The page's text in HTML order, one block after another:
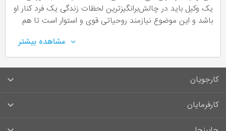
یک وکیل باید در چالش‌برانگیزترین لحظات زندگی یک فرد کنار او
باشد و این موضوع نیازمند روحیاتی قوی و استوار است تا هم
ساعات کاری وکیل
یک وکیل یا مشاور حقوقی وابسته به این که به‌صورت شخصی کار
کاری متفاوتی نیز می‌باشد. یک کارشناس حقوقی در برخی موارد
مشاهده بیشتر
کارجویان
سوالات متداول کارجویان
کارفرمایان
راهنمای ثبت آگهی استخدام